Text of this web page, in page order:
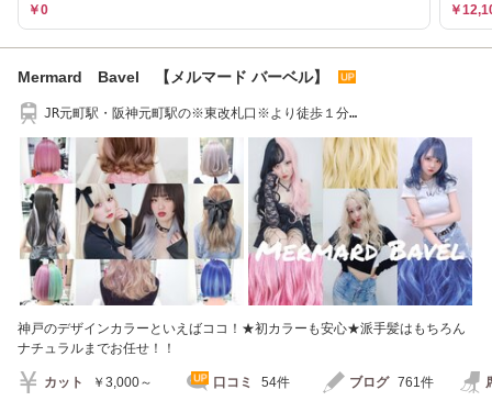
￥0 ￥
Mermard Bavel 【メルマード バーベル】
JR元町駅・阪神元町駅の※東改札口※より徒歩１分
神戸のデザインカラーといえばココ！★初カラーも安心★派手髪はもちろん
ナチュラルまでお任せ！！
カット ￥3,000～ 口コミ 54件 ブログ 761件